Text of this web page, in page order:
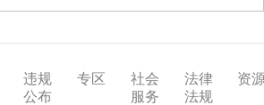
违规
公布
专区
社会
服务
法律
法规
资